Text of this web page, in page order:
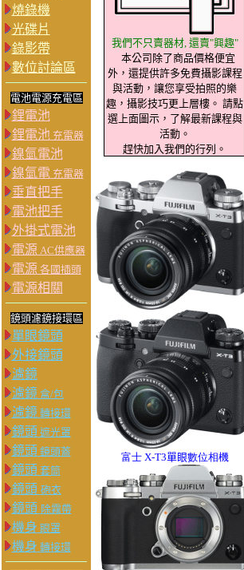
燒錄機
光碟片
錄影帶
數位討論區
電池電源充電區
鋰電池
鋰電池充電器
鎳氫電池
鎳氫電充電器
垂直把手
電池把手
外掛式電池
電源 AC供應器
電源 各國插頭
電源相關
鏡頭濾鏡接環區
單眼鏡頭
外接鏡頭
濾鏡
濾鏡盒/包
濾鏡轉接環
鏡頭 遮光罩
鏡頭 鏡頭蓋
鏡頭 套筒
鏡頭 砲衣
鏡頭 除霧帶
機身 眼罩
機身 轉接環
我們不只賣器材, 還賣"興趣"
本公司除了商品價格便宜
外，還提供許多免費攝影課程
與活動，讓您享受拍照的樂
趣，攝影技巧更上層樓。 請點
選上面圖示，了解最新課程與
活動。
趕快加入我們的行列。
富士 X-T3單眼數位相機